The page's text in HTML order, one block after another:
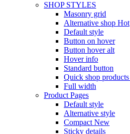
SHOP STYLES
Masonry grid
Alternative shop Hot
Default style
Button on hover
Button hover alt
Hover info
Standard button
Quick shop products
Full width
Product Pages
Default style
Alternative style
Compact New
Sticky details